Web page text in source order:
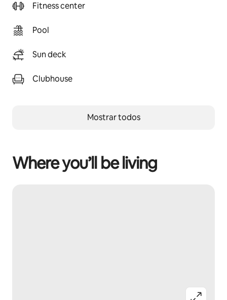
Fitness center
Pool
Sun deck
Clubhouse
Mostrar todos
Where you’ll be living